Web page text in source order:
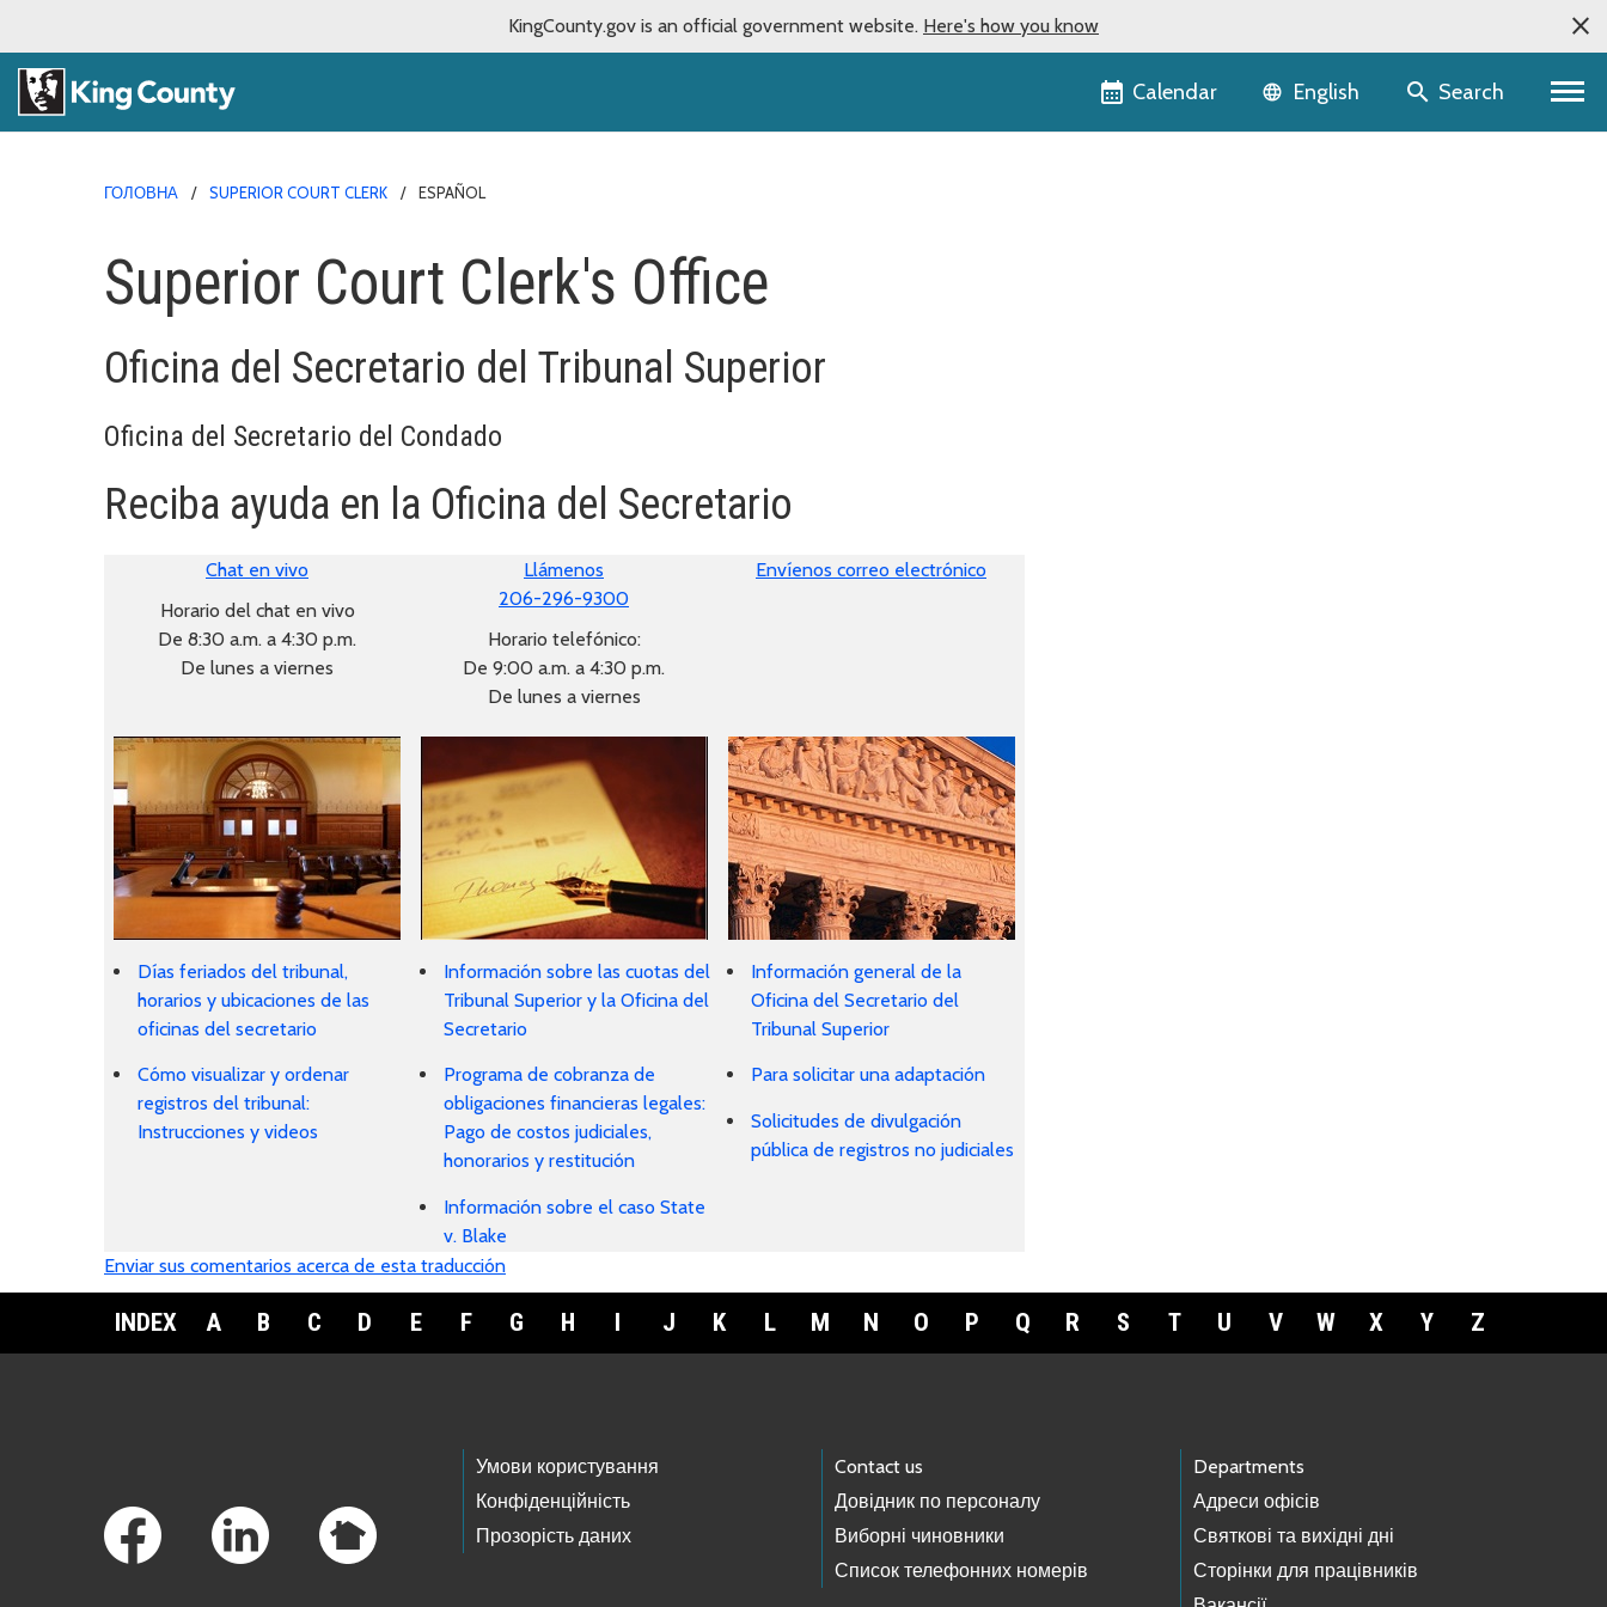
KingCounty.gov is an official government website. Here's how you know
Calendar Language selector
English Search
ГОЛОВНА SUPERIOR COURT CLERK ESPAÑOL
Superior Court Clerk's Office
Oficina del Secretario del Tribunal Superior
Oficina del Secretario del Condado
Reciba ayuda en la Oficina del Secretario
Chat en vivo
Horario del chat en vivo
De 8:30 a.m. a 4:30 p.m.
De lunes a viernes
Llámenos
206-296-9300
Horario telefónico:
De 9:00 a.m. a 4:30 p.m.
De lunes a viernes
Envíenos correo electrónico
Días feriados del tribunal,
horarios y ubicaciones de las
oficinas del secretario
Cómo visualizar y ordenar
registros del tribunal:
Instrucciones y videos
Información sobre las cuotas del
Tribunal Superior y la Oficina del
Secretario
Programa de cobranza de
obligaciones financieras legales:
Pago de costos judiciales,
honorarios y restitución
Información sobre el caso State
v. Blake
Información general de la
Oficina del Secretario del
Tribunal Superior
Para solicitar una adaptación
Solicitudes de divulgación
pública de registros no judiciales
Enviar sus comentarios acerca de esta traducción
INDEX A B C D E F G H I J K L M N O P Q R S T U V W X Y Z
Умови користування
Конфіденційність
Прозорість даних
Contact us
Довідник по персоналу
Виборні чиновники
Список телефонних номерів
Departments
Адреси офісів
Святкові та вихідні дні
Сторінки для працівників